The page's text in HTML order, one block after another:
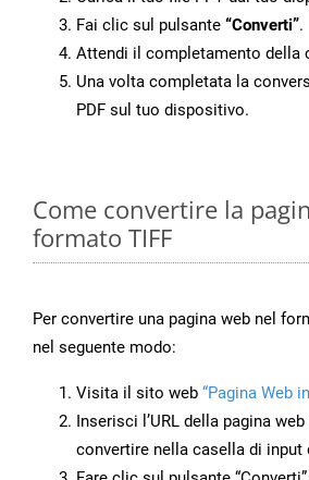
Fai clic sul pulsante “Converti”.
Attendi il completamento della
Una volta completata la
PDF sul tuo dispositivo.
Come convertire la
formato TIFF
Per convertire una pagina web nel
nel seguente modo:
Visita il sito web “Pagina Web
Inserisci l’URL della pagina
convertire nella casella di input